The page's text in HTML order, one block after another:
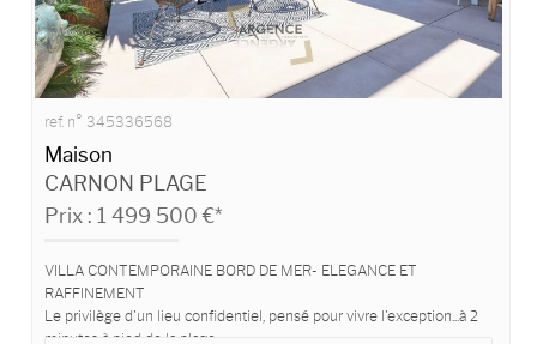
ref. n° 345336568
Maison
CARNON PLAGE
Prix : 1 499 500 €*
VILLA CONTEMPORAINE BORD DE MER- ELEGANCE ET
RAFFINEMENT
Le privilège d'un lieu confidentiel, pensé pour vivre l'exception...à 2
minutes à pied de la plage .